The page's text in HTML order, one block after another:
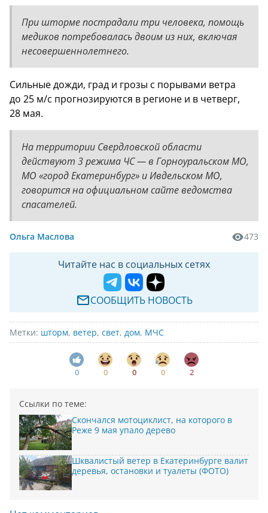
При шторме пострадали три человека, помощь
медиков потребовалась двоим из них, включая
несовершеннолетнего.
Сильные дожди, град и грозы с порывами ветра
до 25 м/с прогнозируются в регионе и в четверг,
28 мая.
На территории Свердловской области
действуют 3 режима ЧС — в Горноуральском МО,
МО «город Екатеринбург» и Ивдельском МО,
говорится на официальном сайте ведомства
спасателей.
Ольга Маслова 473
Читайте нас в социальных сетях
СООБЩИТЬ НОВОСТЬ
Метки: шторм, ветер, свет, дом, МЧС
0 0 0 0 2
Ссылки по теме:
Скончался мотоциклист, на которого в
Реже 9 мая упало дерево
Шквалистый ветер в Екатеринбурге валит
деревья, остановки и туалеты (ФОТО)